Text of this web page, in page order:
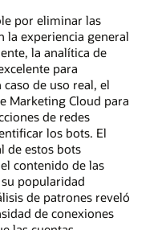
por eliminar las
la experiencia general
la analítica de
para
de uso real, el
Marketing Cloud para
de redes
los bots. El
de estos bots
contenido de las
popularidad
de patrones reveló
de conexiones